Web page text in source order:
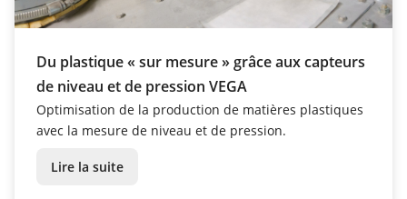
Du plastique « sur mesure » grâce aux capteurs
de niveau et de pression VEGA
Optimisation de la production de matières plastiques
avec la mesure de niveau et de pression.
Lire la suite